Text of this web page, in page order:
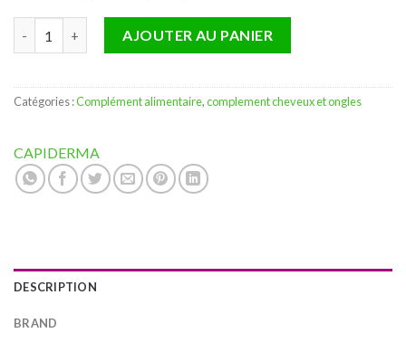
AJOUTER AU PANIER
Catégories :Complément alimentaire,complement cheveux et ongles
CAPIDERMA
DESCRIPTION
BRAND